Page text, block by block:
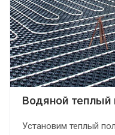
Водяной теплый
Установим теплый